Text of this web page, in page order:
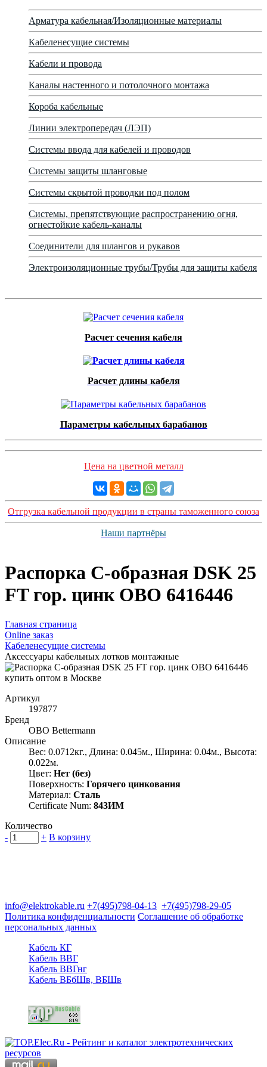
Арматура кабельная/Изоляционные материалы
Кабеленесущие системы
Кабели и провода
Каналы настенного и потолочного монтажа
Короба кабельные
Линии электропередач (ЛЭП)
Системы ввода для кабелей и проводов
Системы защиты шланговые
Системы скрытой проводки под полом
Системы, препятствующие распространению огня,
огнестойкие кабель-каналы
Соединители для шлангов и рукавов
Электроизоляционные трубы/Трубы для защиты кабеля
Расчет сечения кабеля
Расчет длины кабеля
Параметры кабельных барабанов
Цена на цветной металл
Отгрузка кабельной продукции в страны таможенного союза
Наши партнёры
Распорка С-образная DSK 25
FT гор. цинк OBO 6416446
Главная страница
Оnline заказ
Кабеленесущие системы
Аксессуары кабельных лотков монтажные
Артикул
197877
Бренд
OBO Bettermann
Описание
Вес: 0.0712кг., Длина: 0.045м., Ширина: 0.04м., Высота:
0.022м.
Цвет: Нет (без)
Поверхность: Горячего цинкования
Материал: Сталь
Certificate Num: 843ИМ
Количество
-
+ В корзину
info@elektrokable.ru +7(495)798-04-13 +7(495)798-29-05
Политика конфиденциальности Соглашение об обработке
персональных данных
Кабель КГ
Кабель ВВГ
Кабель ВВГнг
Кабель ВБбШв, ВБШв